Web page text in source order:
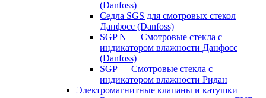
(Danfoss)
Седла SGS для смотровых стекол
Данфосс (Danfoss)
SGP N — Смотровые стекла с
индикатором влажности Данфосс
(Danfoss)
SGP — Смотровые стекла с
индикатором влажности Ридан
Электромагнитные клапаны и катушки